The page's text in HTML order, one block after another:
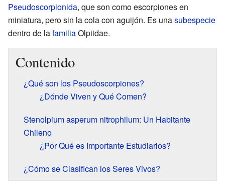
Pseudoscorpionida, que son como escorpiones en
miniatura, pero sin la cola con aguijón. Es unasubespecie
dentro de lafamiliaOlpiidae.
Contenido
¿Qué son los Pseudoscorpiones?
¿Dónde Viven y Qué Comen?
Stenolpium asperum nitrophilum: Un Habitante
Chileno
¿Por Qué es Importante Estudiarlos?
¿Cómo se Clasifican los Seres Vivos?